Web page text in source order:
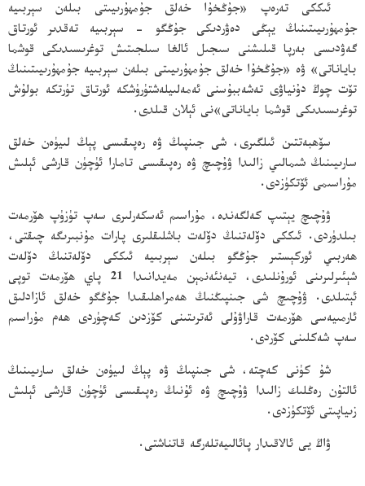
ئىككى تەرەپ «جۇڭخۇا خەلق جۇمھۇرىيىتى بىلەن سېربىيە
جۇمھۇرىيىتىنىڭ يېڭى دەۋردىكى جۇڭگو - سېربىيە تەقدىر ئورتاق
گەۋدىسى بەرپا قىلىشنى سىجىل ئالغا سىلجىتىش توغرىسىدىكى قوشما
باياناتى» ۋە «جۇڭخۇا خەلق جۇمھۇرىيىتى بىلەن سېربىيە جۇمھۇرىيىتىنىڭ
تۆت چوڭ دۇنياۋى تەشەببۇسنى ئەمەلىيلەشتۈرۈشكە ئورتاق تۈرتكە بولۇش
توغرىسىدىكى قوشما باياناتى»نى ئېلان قىلدى.
سۆھبەتتىن ئىلگىرى، شى جىنپىڭ ۋە رەپىقىسى پېڭ لىيۈەن خەلق
سارىيىنىڭ شىمالىي زالىدا ۋۇچىچ ۋە رەپىقىسى تامارا ئۈچۈن قارشى ئېلىش
مۇراسىمى ئۆتكۈزدى.
ۋۇچىچ يېتىپ كەلگەندە، مۇراسىم ئەسكەرلىرى سەپ تۈزۈپ ھۆرمەت
بىلدۈردى. ئىككى دۆلەتنىڭ دۆلەت باشلىقلىرى پارات مۇنبىرىگە چىقتى،
ھەربىي ئوركېستىر جۇڭگو بىلەن سېربىيە ئىككى دۆلەتنىڭ دۆلەت
شېئىرلىرىنى ئورۇنلىدى، تيەنئەنمېن مەيدانىدا 21 پاي ھۆرمەت توپى
ئېتىلدى. ۋۇچىچ شى جىنپىڭنىڭ ھەمراھلىقىدا جۇڭگو خەلق ئازادلىق
ئارمىيەسى ھۆرمەت قاراۋۇلى ئەترىتىنى كۆزدىن كەچۈردى ھەم مۇراسىم
سەپ شەكلىنى كۆردى.
شۇ كۈنى كەچتە، شى جىنپىڭ ۋە پېڭ لىيۈەن خەلق سارىيىنىڭ
ئالتۇن رەڭلىك زالىدا ۋۇچىچ ۋە ئۇنىڭ رەپىقىسى ئۈچۈن قارشى ئېلىش
زىياپىتى ئۆتكۈزدى.
ۋاڭ يى ئالاقىدار پائالىيەتلەرگە قاتناشتى.